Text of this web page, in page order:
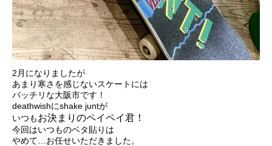
2月になりましたが
あまり寒さを感じないスケートには
バッチリな大阪市です！
deathwishにshake juntが
いつもお決まりのペイペイ君！
今回はいつものベタ貼りは
やめて…お任せいただきました。